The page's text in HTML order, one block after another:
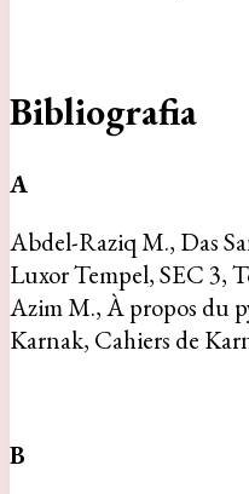
Bibliografia
A
Abdel-Raziq M., Das
Luxor Tempel, SEC 3,
Azim M., À propos du
Karnak, Cahiers de
B